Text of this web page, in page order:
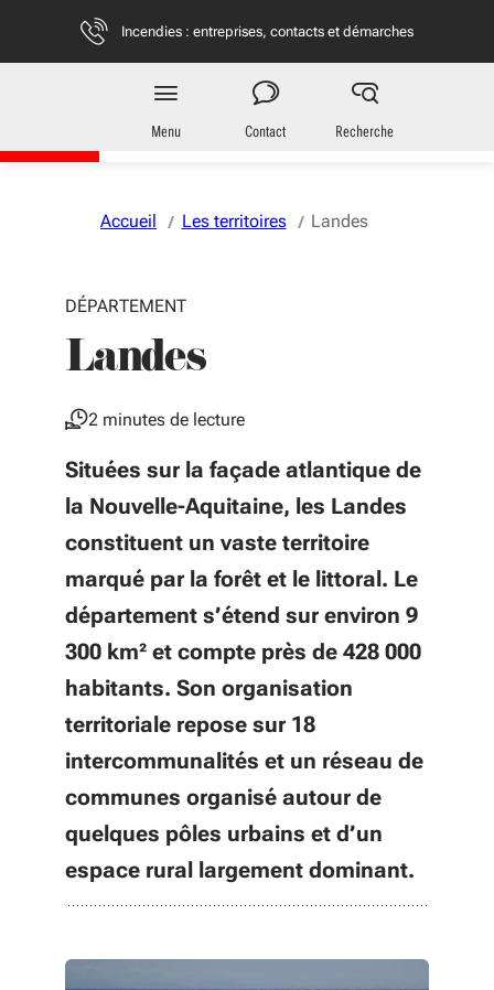
Vous naviguez en mode anonymisé,
Incendies : entreprises, contacts et démarches
Territoires
en Nouvelle-Aquitaine
Menu Contact Recherche
Accueil Les territoires Landes
DÉPARTEMENT
Landes
2 minutes de lecture
Situées sur la façade atlantique de
la Nouvelle-Aquitaine, les Landes
constituent un vaste territoire
marqué par la forêt et le littoral. Le
département s’étend sur environ 9
300 km² et compte près de 428 000
habitants. Son organisation
territoriale repose sur 18
intercommunalités et un réseau de
communes organisé autour de
quelques pôles urbains et d’un
espace rural largement dominant.